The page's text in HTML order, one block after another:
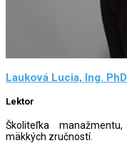
Lauková Lucia, Ing.
Lektor
Školiteľka
mäkkých zručností.